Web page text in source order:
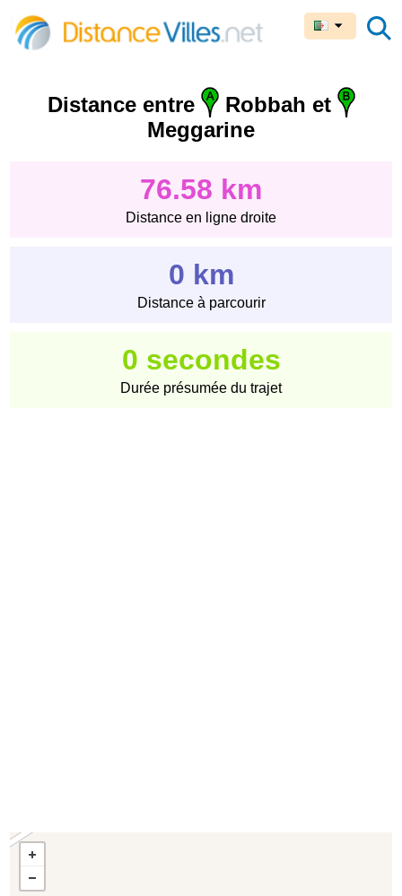
Distance entre
Robbah et
Meggarine
76.58 km
Distance en ligne droite
0 km
Distance à parcourir
0 secondes
Durée présumée du trajet